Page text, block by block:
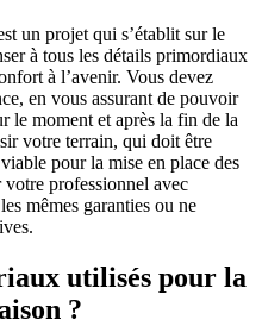
un projet qui s’établit sur le
à tous les détails primordiaux
à l’avenir. Vous devez
en vous assurant de pouvoir
le moment et après la fin de la
votre terrain, qui doit être
pour la mise en place des
professionnel avec
mêmes garanties ou ne
utilisés pour la
?